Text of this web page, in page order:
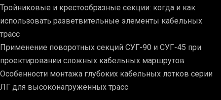
Тройниковые и крестообразные секции: когда и как
использовать разветвительные элементы кабельных
трасс
Применение поворотных секций СУГ-90 и СУГ-45 при
проектировании сложных кабельных маршрутов
Особенности монтажа глубоких кабельных лотков серии
ЛГ для высоконагруженных трасс